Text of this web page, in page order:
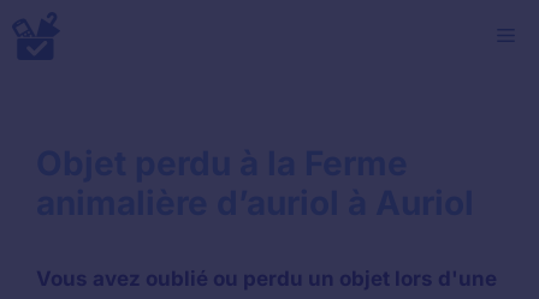
Aller
au
Vous avez oublié ou perdu un objet lors d'une